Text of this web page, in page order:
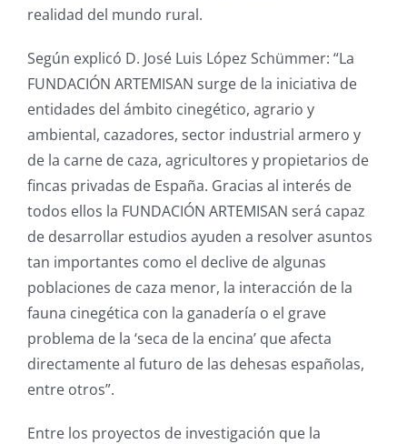
realidad del mundo rural.
Según explicó D. José Luis López Schümmer: “La
FUNDACIÓN ARTEMISAN surge de la iniciativa de
entidades del ámbito cinegético, agrario y
ambiental, cazadores, sector industrial armero y
de la carne de caza, agricultores y propietarios de
fincas privadas de España. Gracias al interés de
todos ellos la FUNDACIÓN ARTEMISAN será capaz
de desarrollar estudios ayuden a resolver asuntos
tan importantes como el declive de algunas
poblaciones de caza menor, la interacción de la
fauna cinegética con la ganadería o el grave
problema de la ‘seca de la encina’ que afecta
directamente al futuro de las dehesas españolas,
entre otros”.
Entre los proyectos de investigación que la